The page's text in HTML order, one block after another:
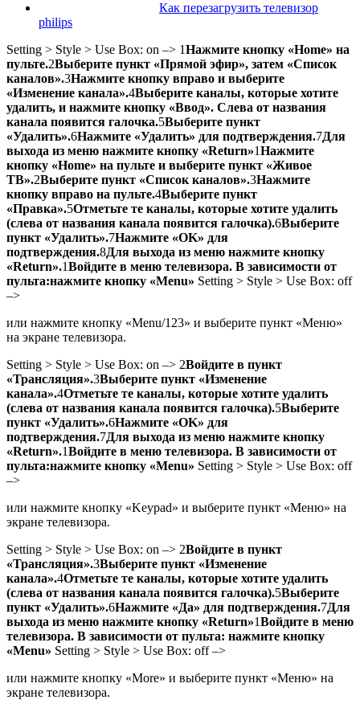
Как перезагрузить телевизор
philips
Setting > Style > Use Box: on –> 1Нажмите кнопку «Home» на
пульте.2Выберите пункт «Прямой эфир», затем «Список
каналов».3Нажмите кнопку вправо и выберите
«Изменение канала».4Выберите каналы, которые хотите
удалить, и нажмите кнопку «Ввод». Слева от названия
канала появится галочка.5Выберите пункт
«Удалить».6Нажмите «Удалить» для подтверждения.7Для
выхода из меню нажмите кнопку «Return»1Нажмите
кнопку «Home» на пульте и выберите пункт «Живое
ТВ».2Выберите пункт «Список каналов».3Нажмите
кнопку вправо на пульте.4Выберите пункт
«Правка».5Отметьте те каналы, которые хотите удалить
(слева от названия канала появится галочка).6Выберите
пункт «Удалить».7Нажмите «OK» для
подтверждения.8Для выхода из меню нажмите кнопку
«Return».1Войдите в меню телевизора. В зависимости от
пульта:нажмите кнопку «Menu» Setting > Style > Use Box: off
–>
или нажмите кнопку «Menu/123» и выберите пункт «Меню»
на экране телевизора.
Setting > Style > Use Box: on –> 2Войдите в пункт
«Трансляция».3Выберите пункт «Изменение
канала».4Отметьте те каналы, которые хотите удалить
(слева от названия канала появится галочка).5Выберите
пункт «Удалить».6Нажмите «OK» для
подтверждения.7Для выхода из меню нажмите кнопку
«Return».1Войдите в меню телевизора. В зависимости от
пульта:нажмите кнопку «Menu» Setting > Style > Use Box: off
–>
или нажмите кнопку «Keypad» и выберите пункт «Меню» на
экране телевизора.
Setting > Style > Use Box: on –> 2Войдите в пункт
«Трансляция».3Выберите пункт «Изменение
канала».4Отметьте те каналы, которые хотите удалить
(слева от названия канала появится галочка).5Выберите
пункт «Удалить».6Нажмите «Да» для подтверждения.7Для
выхода из меню нажмите кнопку «Return»1Войдите в меню
телевизора. В зависимости от пульта: нажмите кнопку
«Menu» Setting > Style > Use Box: off –>
или нажмите кнопку «More» и выберите пункт «Меню» на
экране телевизора.